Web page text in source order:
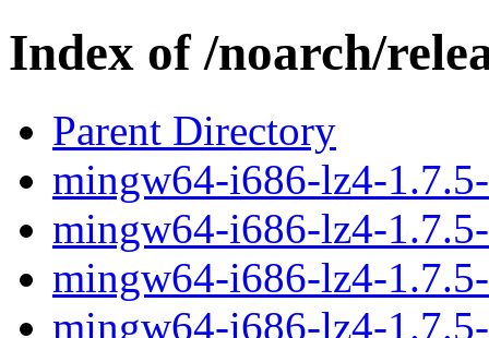
Index of /noarch/
Parent Directory
mingw64-i686-lz4-
mingw64-i686-lz4-
mingw64-i686-lz4-
mingw64-i686-lz4-